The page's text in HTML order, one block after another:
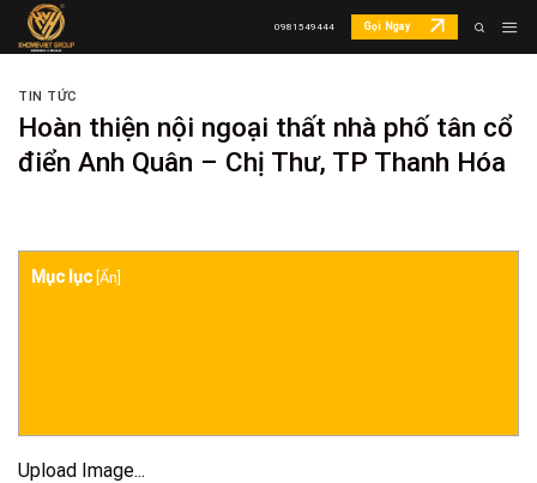
Skip
0981549444 Gọi Ngay
TIN TỨC
Hoàn thiện nội ngoại thất nhà phố tân cổ
điển Anh Quân – Chị Thư, TP Thanh Hóa
Mục lục Ẩn
Upload Image...